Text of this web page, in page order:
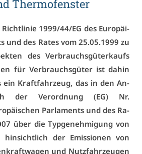
Ther­mo­fens­ter
1999/44/EG des Eu­ro­päi­
und des Ra­tes vom 25.05.1999 zu
des Ver­brauchs­gü­ter­kaufs
für Ver­brauchs­gü­ter ist da­hin
ein Kraft­fahr­zeug, das in den An­
der Ver­ord­nung (EG) Nr.
Par­la­ments und des Ra­
über die Typ­ge­neh­mi­gung von
hin­sicht­lich der Emis­sio­nen von
und Nutz­fahr­zeu­gen